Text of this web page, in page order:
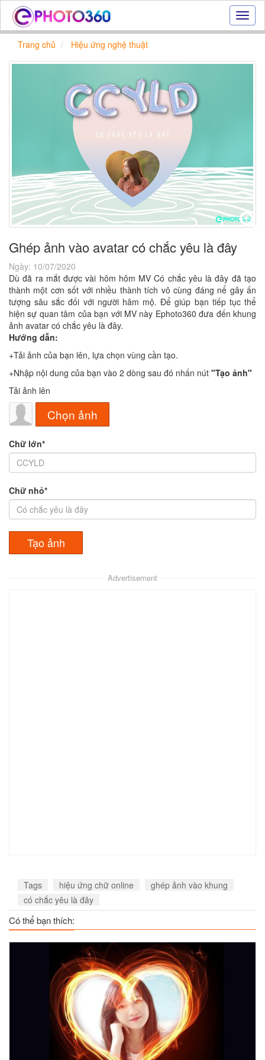
Hiệu
ứng
|
Trang chủ Hiệu ứng nghệ thuật
Ghép ảnh vào avatar có chắc yêu là đây
Ngày: 10/07/2020
Dù đã ra mắt được vài hôm hôm MV Có chắc yêu là đây đã tạo
thành một cơn sốt với nhiều thành tích vô cùng đáng nể gây ấn
tượng sâu sắc đối với người hâm mộ. Để giúp bạn tiếp tục thể
hiện sự quan tâm của bạn với MV này Ephoto360 đưa đến khung
ảnh avatar có chắc yêu là đây.
Hướng dẫn:
+Tải ảnh của bạn lên, lựa chọn vùng cần tạo.
+Nhập nội dung của bạn vào 2 dòng sau đó nhấn nút "Tạo ảnh"
Tải ảnh lên
Chọn ảnh
Chữ lớn*
Chữ nhỏ*
Advertisement
Tags hiệu ứng chữ online
ghép ảnh vào khung
có chắc yêu là đây
Có thể bạn thích: